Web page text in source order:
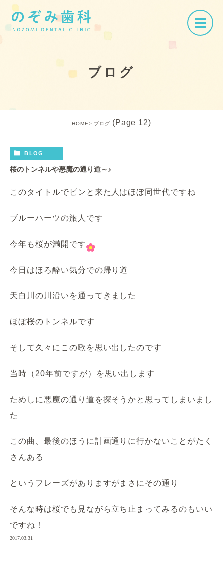
ブログ
HOME ブログ (Page 12)
BLOG
桜のトンネルや悪魔の通り道～♪
このタイトルでピンと来た人はほぼ同世代ですね
ブルーハーツの旅人です
今年も桜が満開です
今日はほろ酔い気分での帰り道
天白川の川沿いを通ってきました
ほぼ桜のトンネルです
そして久々にこの歌を思い出したのです
当時（20年前ですが）を思い出します
ためしに悪魔の通り道を探そうかと思ってしまいまし
た
この曲、最後のほうに計画通りに行かないことがたく
さんある
というフレーズがありますがまさにその通り
そんな時は桜でも見ながら立ち止まってみるのもいい
ですね！
2017.03.31